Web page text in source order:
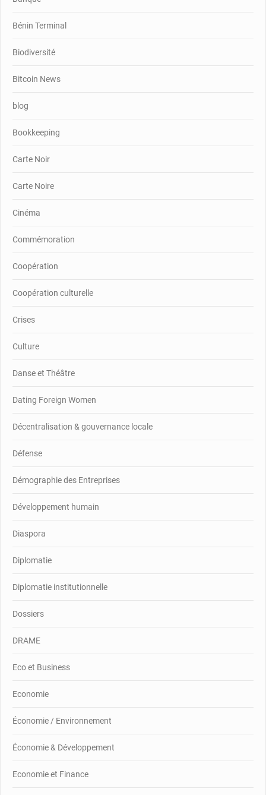
Bénin Terminal
Biodiversité
Bitcoin News
blog
Bookkeeping
Carte Noir
Carte Noire
Cinéma
Commémoration
Coopération
Coopération culturelle
Crises
Culture
Danse et Théâtre
Dating Foreign Women
Décentralisation & gouvernance locale
Défense
Démographie des Entreprises
Développement humain
Diaspora
Diplomatie
Diplomatie institutionnelle
Dossiers
DRAME
Eco et Business
Economie
Économie / Environnement
Économie & Développement
Economie et Finance